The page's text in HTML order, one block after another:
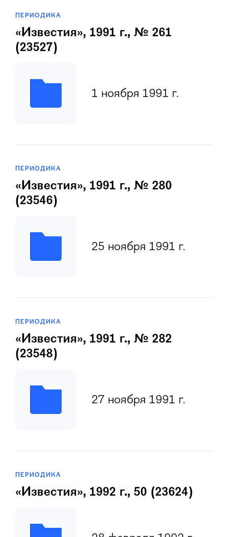
ПЕРИОДИКА
«Известия», 1991 г., № 261
(23527)
1 ноября 1991 г.
ПЕРИОДИКА
«Известия», 1991 г., № 280
(23546)
25 ноября 1991 г.
ПЕРИОДИКА
«Известия», 1991 г., № 282
(23548)
27 ноября 1991 г.
ПЕРИОДИКА
«Известия», 1992 г., 50 (23624)